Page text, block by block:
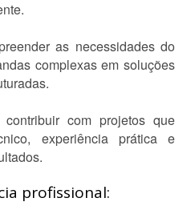
as necessidades do
complexas em soluções
com projetos que
experiência prática e
profissional: